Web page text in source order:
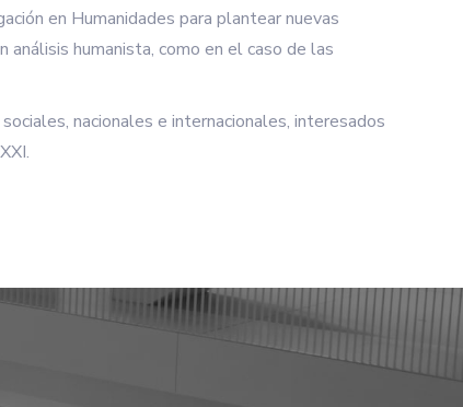
en Humanidades para plantear nuevas
humanista, como en el caso de las
nacionales e internacionales, interesados